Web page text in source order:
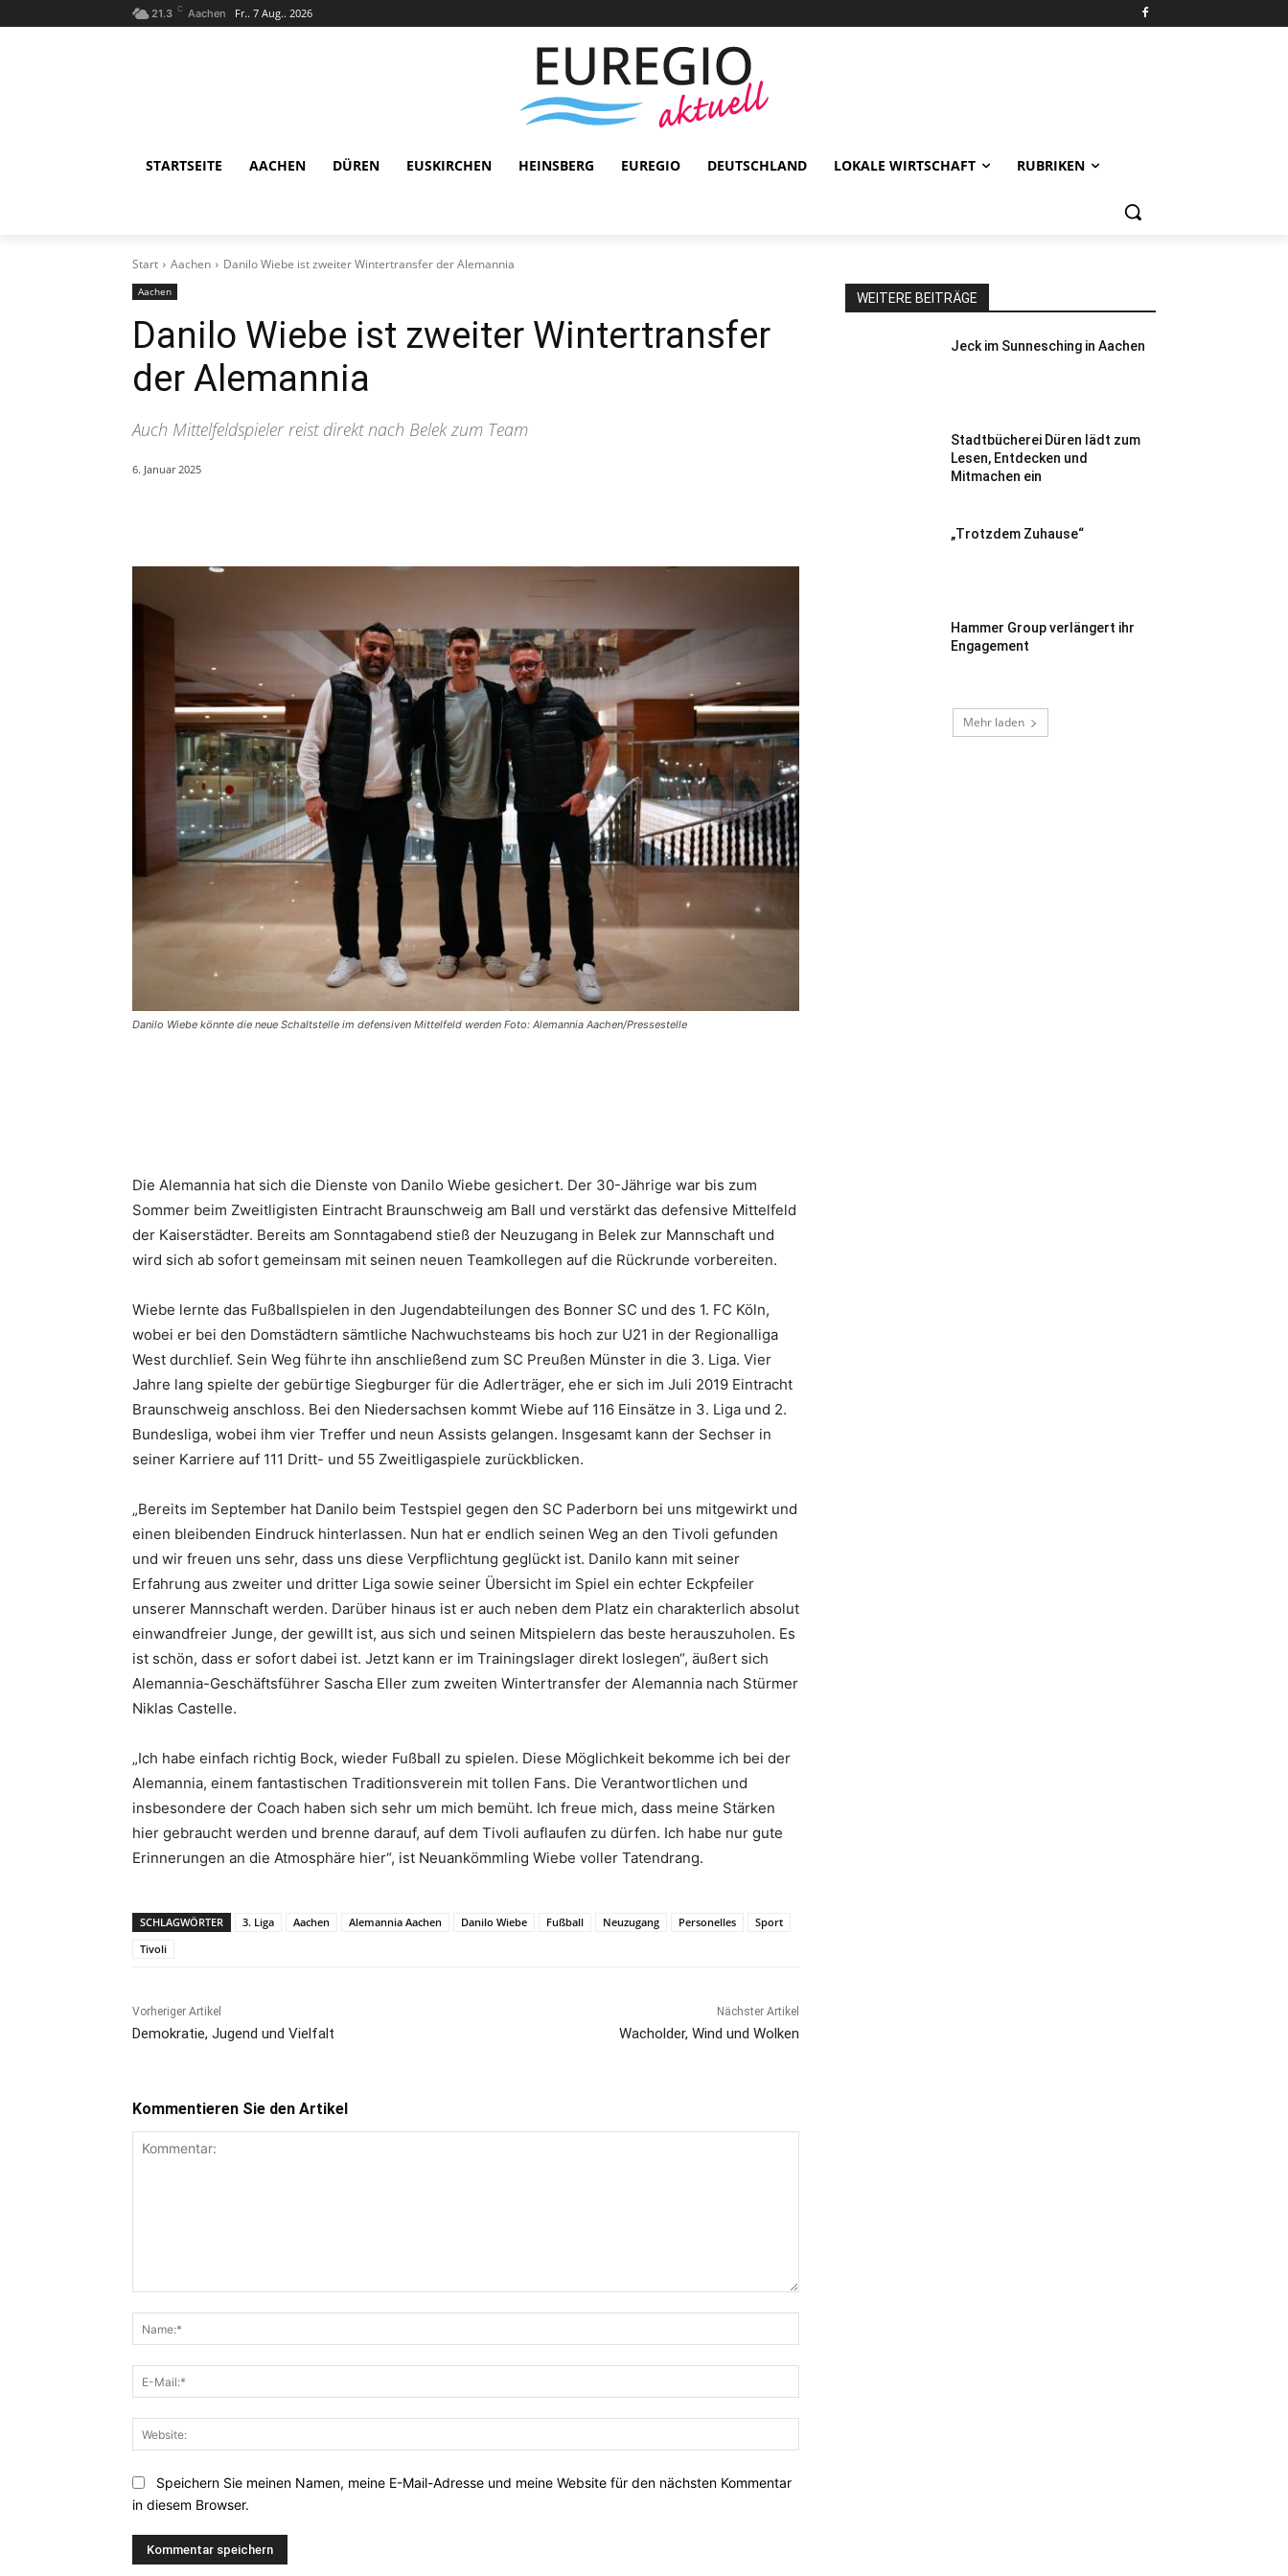
21.3 C Aachen Fr.. 7 Aug.. 2026
STARTSEITE AACHEN DÜREN EUSKIRCHEN HEINSBERG EUREGIO DEUTSCHLAND LOKALE WIRTSCHAFT RUBRIKEN
Start Aachen Danilo Wiebe ist zweiter Wintertransfer der Alemannia
Aachen
Danilo Wiebe ist zweiter Wintertransfer
der Alemannia
Auch Mittelfeldspieler reist direkt nach Belek zum Team
6. Januar 2025
Danilo Wiebe könnte die neue Schaltstelle im defensiven Mittelfeld werden Foto: Alemannia Aachen/Pressestelle
Die Alemannia hat sich die Dienste von Danilo Wiebe gesichert. Der 30-Jährige war bis zum
Sommer beim Zweitligisten Eintracht Braunschweig am Ball und verstärkt das defensive Mittelfeld
der Kaiserstädter. Bereits am Sonntagabend stieß der Neuzugang in Belek zur Mannschaft und
wird sich ab sofort gemeinsam mit seinen neuen Teamkollegen auf die Rückrunde vorbereiten.
Wiebe lernte das Fußballspielen in den Jugendabteilungen des Bonner SC und des 1. FC Köln,
wobei er bei den Domstädtern sämtliche Nachwuchsteams bis hoch zur U21 in der Regionalliga
West durchlief. Sein Weg führte ihn anschließend zum SC Preußen Münster in die 3. Liga. Vier
Jahre lang spielte der gebürtige Siegburger für die Adlerträger, ehe er sich im Juli 2019 Eintracht
Braunschweig anschloss. Bei den Niedersachsen kommt Wiebe auf 116 Einsätze in 3. Liga und 2.
Bundesliga, wobei ihm vier Treffer und neun Assists gelangen. Insgesamt kann der Sechser in
seiner Karriere auf 111 Dritt- und 55 Zweitligaspiele zurückblicken.
„Bereits im September hat Danilo beim Testspiel gegen den SC Paderborn bei uns mitgewirkt und
einen bleibenden Eindruck hinterlassen. Nun hat er endlich seinen Weg an den Tivoli gefunden
und wir freuen uns sehr, dass uns diese Verpflichtung geglückt ist. Danilo kann mit seiner
Erfahrung aus zweiter und dritter Liga sowie seiner Übersicht im Spiel ein echter Eckpfeiler
unserer Mannschaft werden. Darüber hinaus ist er auch neben dem Platz ein charakterlich absolut
einwandfreier Junge, der gewillt ist, aus sich und seinen Mitspielern das beste herauszuholen. Es
ist schön, dass er sofort dabei ist. Jetzt kann er im Trainingslager direkt loslegen“, äußert sich
Alemannia-Geschäftsführer Sascha Eller zum zweiten Wintertransfer der Alemannia nach Stürmer
Niklas Castelle.
„Ich habe einfach richtig Bock, wieder Fußball zu spielen. Diese Möglichkeit bekomme ich bei der
Alemannia, einem fantastischen Traditionsverein mit tollen Fans. Die Verantwortlichen und
insbesondere der Coach haben sich sehr um mich bemüht. Ich freue mich, dass meine Stärken
hier gebraucht werden und brenne darauf, auf dem Tivoli auflaufen zu dürfen. Ich habe nur gute
Erinnerungen an die Atmosphäre hier“, ist Neuankömmling Wiebe voller Tatendrang.
SCHLAGWÖRTER 3. Liga Aachen Alemannia Aachen Danilo Wiebe Fußball Neuzugang Personelles
Sport
Tivoli
Vorheriger Artikel
Demokratie, Jugend und Vielfalt
Nächster Artikel
Wacholder, Wind und Wolken
Kommentieren Sie den Artikel
Mail:*
Speichern Sie meinen Namen, meine E-Mail-Adresse und meine Website für den nächsten Kommentar
in diesem Browser.
WEITERE BEITRÄGE
Jeck im Sunnesching in Aachen
Stadtbücherei Düren lädt zum
Lesen, Entdecken und
Mitmachen ein
„Trotzdem Zuhause“
Hammer Group verlängert ihr
Engagement
Mehr laden